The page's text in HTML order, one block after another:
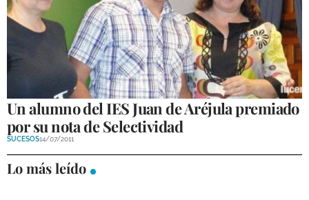
Un alumno del IES Juan de Aréjula premiado
por su nota de Selectividad
SUCESOS14/07/2011
Lo más leído